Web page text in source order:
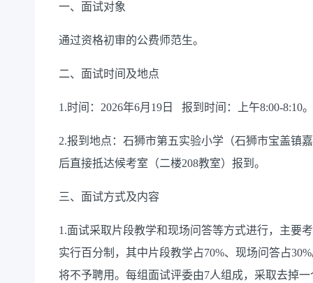
一、面试对象
通过资格初审的公费师范生。
二、面试时间及地点
1.时间：2026年6月 19 日 报到时间：上午8:00-8:10。
2.报到地点： 石狮市第五实验小学（石狮市宝盖镇
后直接抵达候考室 （二楼208教室） 报到。
三、面试方式及内容
1.面试采取片段教学和现场问答等方式进行，主要
实行百分制，其中片段教学占70%、现场问答占
将不予聘用。 每组 面试评委由7人组成，采取去掉